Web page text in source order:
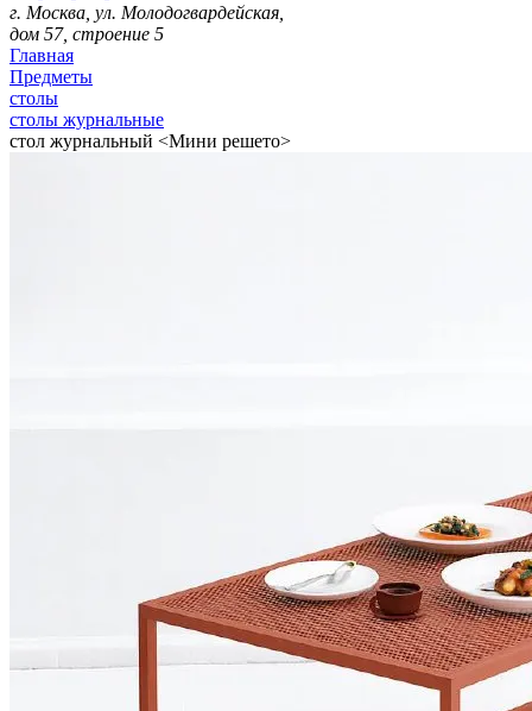
г. Москва, ул. Молодогвардейская,
дом 57, строение 5
Главная
Предметы
столы
столы журнальные
стол журнальный <Мини решето>